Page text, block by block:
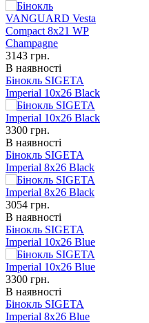
3143 грн.
В наявності
Бінокль SIGETA
Imperial 10x26 Black
3300 грн.
В наявності
Бінокль SIGETA
Imperial 8x26 Black
3054 грн.
В наявності
Бінокль SIGETA
Imperial 10x26 Blue
3300 грн.
В наявності
Бінокль SIGETA
Imperial 8x26 Blue